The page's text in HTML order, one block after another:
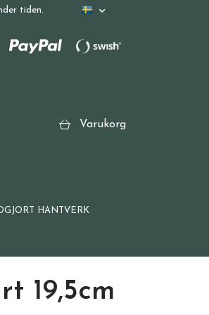
tiden.
Varukorg
HANTVERK
19,5cm